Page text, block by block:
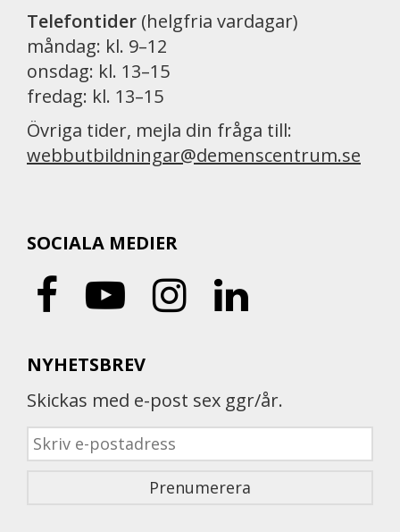
Telefontider (helgfria vardagar)
måndag: kl. 9–12
onsdag: kl. 13–15
fredag: kl. 13–15
Övriga tider, mejla din fråga till:
webbutbildningar@demenscentrum.se
SOCIALA MEDIER
NYHETSBREV
Skickas med e-post sex ggr/år.